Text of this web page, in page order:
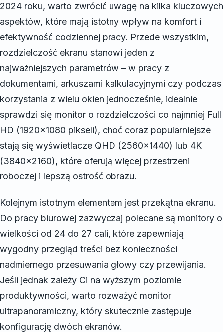
2024 roku, warto zwrócić uwagę na kilka kluczowych
aspektów, które mają istotny wpływ na komfort i
efektywność codziennej pracy. Przede wszystkim,
rozdzielczość ekranu stanowi jeden z
najważniejszych parametrów – w pracy z
dokumentami, arkuszami kalkulacyjnymi czy podczas
korzystania z wielu okien jednocześnie, idealnie
sprawdzi się monitor o rozdzielczości co najmniej Full
HD (1920×1080 pikseli), choć coraz popularniejsze
stają się wyświetlacze QHD (2560×1440) lub 4K
(3840×2160), które oferują więcej przestrzeni
roboczej i lepszą ostrość obrazu.
Kolejnym istotnym elementem jest przekątna ekranu.
Do pracy biurowej zazwyczaj polecane są monitory o
wielkości od 24 do 27 cali, które zapewniają
wygodny przegląd treści bez konieczności
nadmiernego przesuwania głowy czy przewijania.
Jeśli jednak zależy Ci na wyższym poziomie
produktywności, warto rozważyć monitor
ultrapanoramiczny, który skutecznie zastępuje
konfigurację dwóch ekranów.